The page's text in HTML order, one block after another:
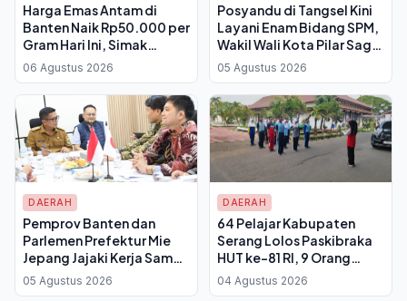
Harga Emas Antam di
Banten Naik Rp50.000 per
Gram Hari Ini, Simak
Rincian Buyback dan
Pajaknya
06 Agustus 2026
Posyandu di Tangsel Kini
Layani Enam Bidang SPM,
Wakil Wali Kota Pilar Saga:
Bukan Sekadar Tempat
Timbang Balita
05 Agustus 2026
DAERAH
Pemprov Banten dan
Parlemen Prefektur Mie
Jepang Jajaki Kerja Sama
SDM, Target Wujudkan
Sister Province
05 Agustus 2026
DAERAH
64 Pelajar Kabupaten
Serang Lolos Paskibraka
HUT ke-81 RI, 9 Orang
Dikirim ke Tingkat Provinsi
Banten
04 Agustus 2026